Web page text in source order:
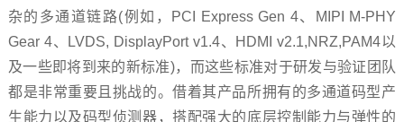
杂的多通道链路(例如，PCI Express Gen 4、MIPI M-PHY
Gear 4、LVDS, DisplayPort v1.4、HDMI v2.1,NRZ,PAM4以
及一些即将到来的新标准)，而这些标准对于研发与验证团队
都是非常重要且挑战的。借着其产品所拥有的多通道码型产
生能力以及码型侦测器，搭配强大的底层控制能力与弹性的